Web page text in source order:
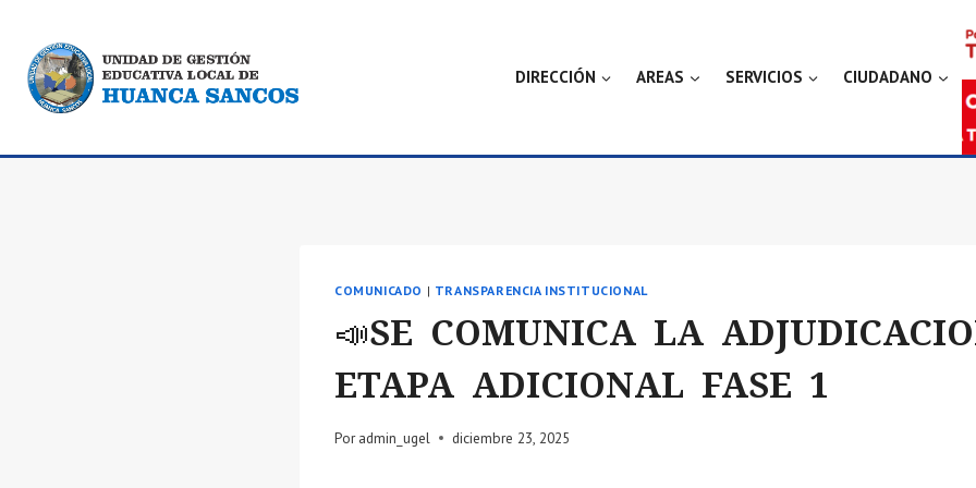
contenido
DIRECCIÓN AREAS SERVICIOS CIUDADANO
COMUNICADO | TRANSPARENCIA INSTITUCIONAL
📣SE COMUNICA LA
ETAPA ADICIONAL FASE 1
Por admin_ugel diciembre 23, 2025